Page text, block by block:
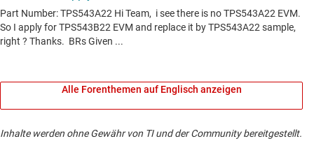
Alle Forenthemen auf Englisch anzeigen
Inhalte werden ohne Gewähr von TI und der Community bereitgestellt.